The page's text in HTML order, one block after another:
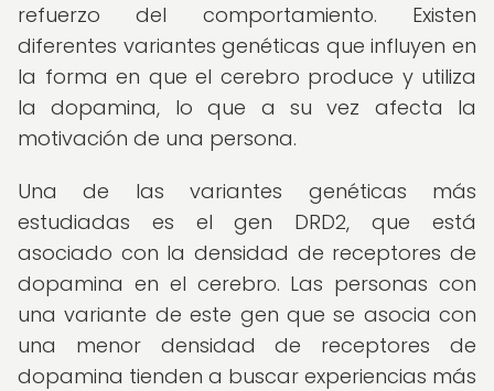
refuerzo del comportamiento. Existen
diferentes variantes genéticas que influyen en
la forma en que el cerebro produce y utiliza
la dopamina, lo que a su vez afecta la
motivación de una persona.
Una de las variantes genéticas más
estudiadas es el gen DRD2, que está
asociado con la densidad de receptores de
dopamina en el cerebro. Las personas con
una variante de este gen que se asocia con
una menor densidad de receptores de
dopamina tienden a buscar experiencias más